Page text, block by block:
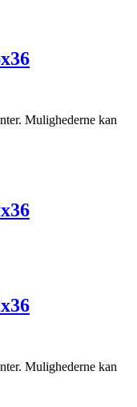
Mulighederne kan
Mulighederne kan